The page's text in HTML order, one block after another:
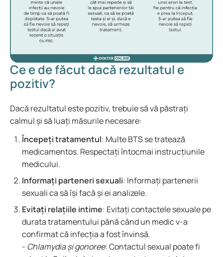
Ce e de făcut dacă rezultatul e
pozitiv?
Dacă rezultatul este pozitiv, trebuie să vă păstrați
calmul și să luați măsurile necesare:
Începeți tratamentul: Multe BTS se tratează
medicamentos. Respectați întocmai instrucțiunile
medicului.
Informați parteneri sexuali: Informați partenerii
sexuali ca să își facă și ei analizele.
Evitați relațiile intime: Evitați contactele sexuale pe
durata tratamentului până când un medic v-a
confirmat că infecția a fost învinsă.
- Chlamydia și gonoree: Contactul sexual poate fi